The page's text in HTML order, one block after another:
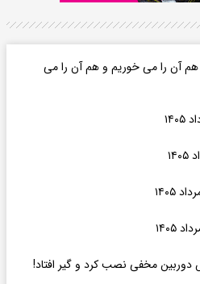
آن را می خوریم و هم آن را می
دوربین مخفی نصب کرد و گیر افتاد!